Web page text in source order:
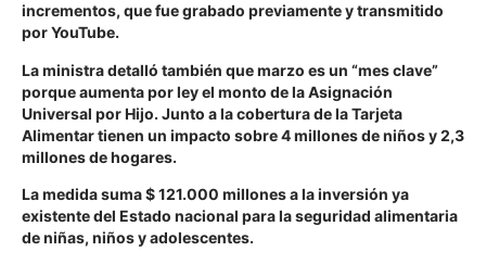
incrementos, que fue grabado previamente y transmitido
por YouTube.
La ministra detalló también que marzo es un “mes clave”
porque aumenta por ley el monto de la Asignación
Universal por Hijo. Junto a la cobertura de la Tarjeta
Alimentar tienen un impacto sobre 4 millones de niños y 2,3
millones de hogares.
La medida suma $ 121.000 millones a la inversión ya
existente del Estado nacional para la seguridad alimentaria
de niñas, niños y adolescentes.